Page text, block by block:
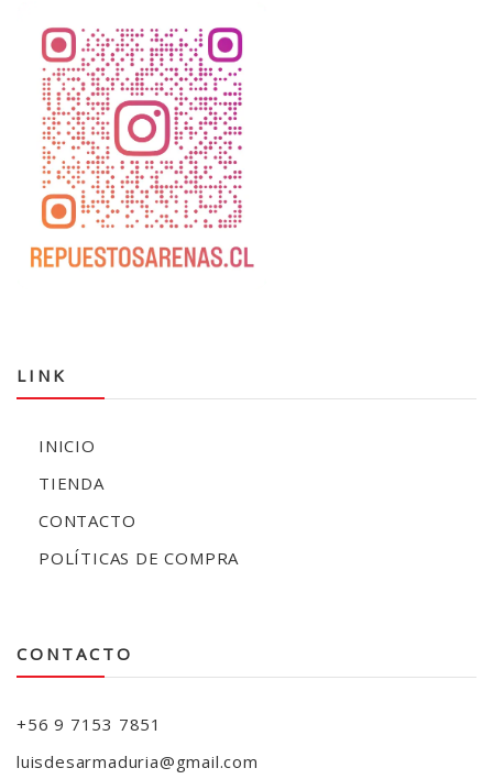
LINK
INICIO
TIENDA
CONTACTO
POLÍTICAS DE COMPRA
CONTACTO
+56 9 7153 7851
luisdesarmaduria@gmail.com